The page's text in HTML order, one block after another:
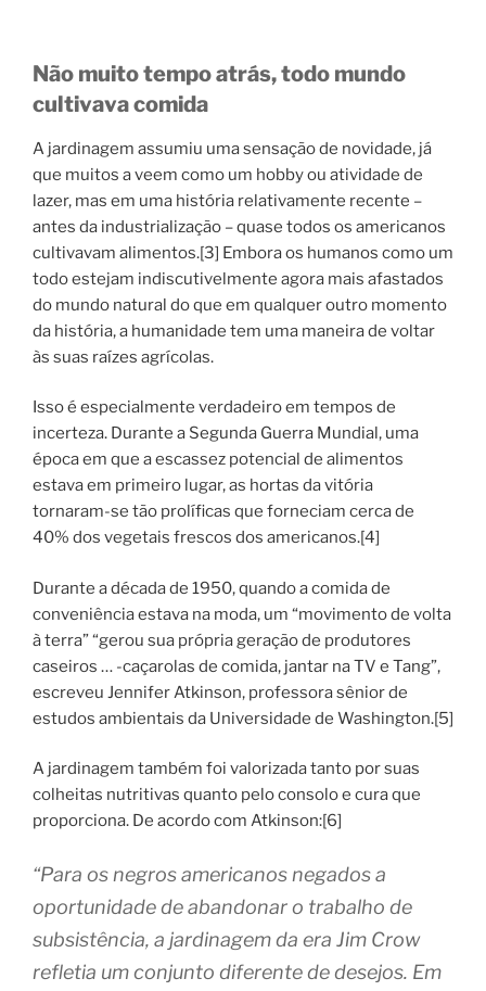
Não muito tempo atrás, todo mundo
cultivava comida
A jardinagem assumiu uma sensação de novidade, já
que muitos a veem como um hobby ou atividade de
lazer, mas em uma história relativamente recente –
antes da industrialização – quase todos os americanos
cultivavam alimentos.[3] Embora os humanos como um
todo estejam indiscutivelmente agora mais afastados
do mundo natural do que em qualquer outro momento
da história, a humanidade tem uma maneira de voltar
às suas raízes agrícolas.
Isso é especialmente verdadeiro em tempos de
incerteza. Durante a Segunda Guerra Mundial, uma
época em que a escassez potencial de alimentos
estava em primeiro lugar, as hortas da vitória
tornaram-se tão prolíficas que forneciam cerca de
40% dos vegetais frescos dos americanos.[4]
Durante a década de 1950, quando a comida de
conveniência estava na moda, um “movimento de volta
à terra” “gerou sua própria geração de produtores
caseiros … -caçarolas de comida, jantar na TV e Tang”,
escreveu Jennifer Atkinson, professora sênior de
estudos ambientais da Universidade de Washington.[5]
A jardinagem também foi valorizada tanto por suas
colheitas nutritivas quanto pelo consolo e cura que
proporciona. De acordo com Atkinson:[6]
“Para os negros americanos negados a
oportunidade de abandonar o trabalho de
subsistência, a jardinagem da era Jim Crow
refletia um conjunto diferente de desejos. Em